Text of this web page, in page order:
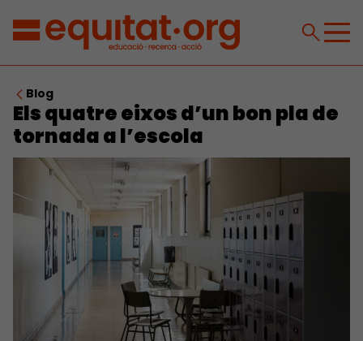
Blog
Els quatre eixos d’un bon pla de
tornada a l’escola